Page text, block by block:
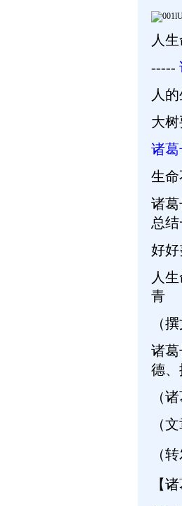
人
-----
人
大树
诸
生命
诸
总
好好
人
青
（
诸
德、
（
（
（
【